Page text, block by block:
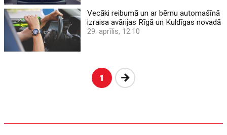
Vecāki reibumā un ar bērnu automašīnā
izraisa avārijas Rīgā un Kuldīgas novadā
29. aprīlis, 12:10
1 Nākošā